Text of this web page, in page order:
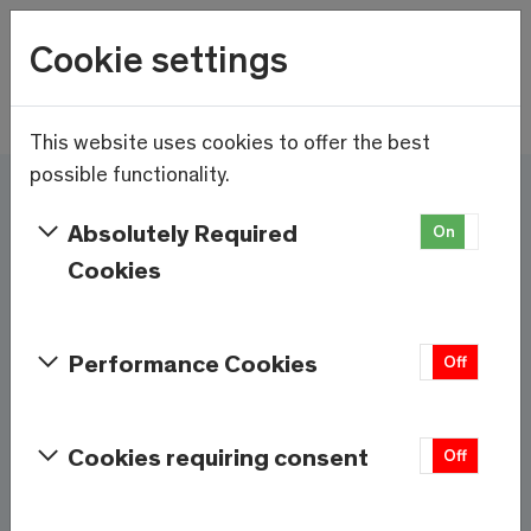
Skip to main content
21.7°C
Wetter
Ici et maintenant - Saas-
Fee/Saastal est prêt
Cookie settings
This website uses cookies to offer the best
possible functionality.
Absolutely Required
Cookies
On
Performance Cookies Off
Cookies requiring consent Off